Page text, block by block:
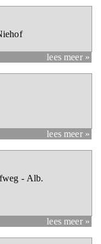
lees meer »
lees meer »
- Alb.
lees meer »